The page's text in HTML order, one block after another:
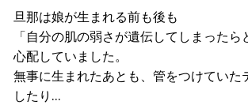
旦那は娘が生まれる前も後も
「自分の肌の弱さが遺伝してしまったら
心配していました。
無事に生まれたあとも、管をつけていた
したり…